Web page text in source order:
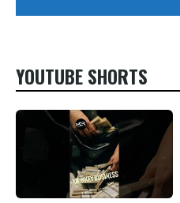
YOUTUBE SHORTS